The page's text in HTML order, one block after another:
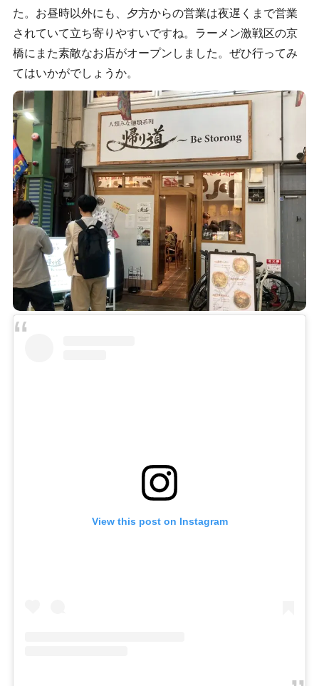
た。お昼時以外にも、夕方からの営業は夜遅くまで営業
されていて立ち寄りやすいですね。ラーメン激戦区の京
橋にまた素敵なお店がオープンしました。ぜひ行ってみ
てはいかがでしょうか。
View this post on Instagram